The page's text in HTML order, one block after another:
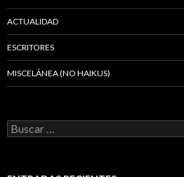
ACTUALIDAD
ESCRITORES
MISCELÁNEA (NO HAIKUS)
B
u